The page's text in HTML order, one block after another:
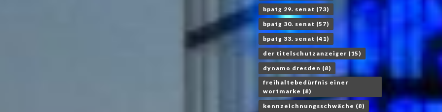
bpatg 29. senat (73)
bpatg 30. senat (57)
bpatg 33. senat (41)
der titelschutzanzeiger (15)
dynamo dresden (8)
freihaltebedürfnis einer
wortmarke (8)
kennzeichnungsschwäche (8)